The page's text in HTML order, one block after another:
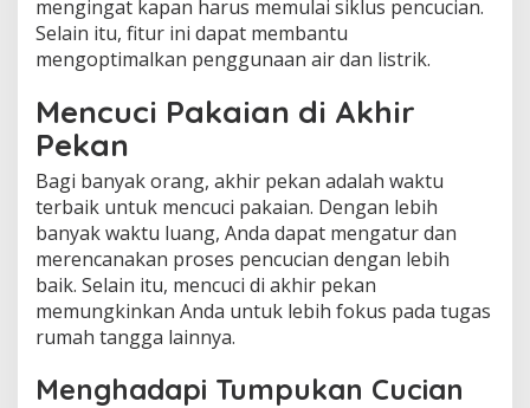
mengingat kapan harus memulai siklus pencucian.
Selain itu, fitur ini dapat membantu
mengoptimalkan penggunaan air dan listrik.
Mencuci Pakaian di Akhir
Pekan
Bagi banyak orang, akhir pekan adalah waktu
terbaik untuk mencuci pakaian. Dengan lebih
banyak waktu luang, Anda dapat mengatur dan
merencanakan proses pencucian dengan lebih
baik. Selain itu, mencuci di akhir pekan
memungkinkan Anda untuk lebih fokus pada tugas
rumah tangga lainnya.
Menghadapi Tumpukan Cucian